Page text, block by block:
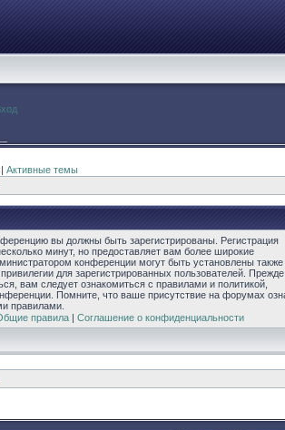
| Активные темы
вы должны быть зарегистрированы. Регистрация
минут, но предоставляет вам более широкие
конференции могут быть установлены также
для зарегистрированных пользователей.
вам следует ознакомиться с правилами и политикой,
Помните, что ваше присутствие на форумах
правилами.
правила| Соглашение о конфиденциальности